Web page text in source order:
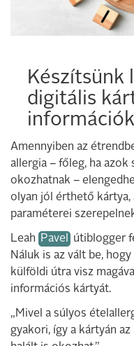
Készítsünk
digitális
Amennyiben az
allergia – főleg, ha azok
okozhatnak –
olyan jól érthető kártya,
paraméterei
Leah Pavel
útiblogger
Náluk is az vált be,
külföldi útra visz
információs kártyát.
„Mivel a súlyos
gyakori, így a kártyán